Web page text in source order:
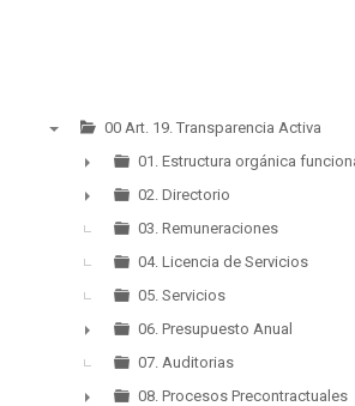
00 Art. 19. Transparencia Activa
►
01. Estructura orgánica
►
02. Directorio
03. Remuneraciones
04. Licencia de Servicios
05. Servicios
►
06. Presupuesto Anual
07. Auditorias
08. Procesos Precontractuales